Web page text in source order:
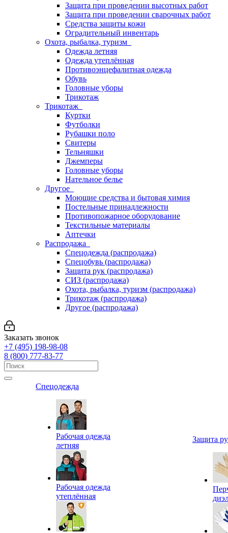
Защита при проведении высотных работ
Защита при проведении сварочных работ
Средства защиты кожи
Оградительный инвентарь
Охота, рыбалка, туризм
Одежда летняя
Одежда утеплённая
Противоэнцефалитная одежда
Обувь
Головные уборы
Трикотаж
Трикотаж
Куртки
Футболки
Рубашки поло
Свитеры
Тельняшки
Джемперы
Головные уборы
Нательное белье
Другое
Моющие средства и бытовая химия
Постельные принадлежности
Противопожарное оборудование
Текстильные материалы
Аптечки
Распродажа
Спецодежда (распродажа)
Спецобувь (распродажа)
Защита рук (распродажа)
СИЗ (распродажа)
Охота, рыбалка, туризм (распродажа)
Трикотаж (распродажа)
Другое (распродажа)
Заказать звонок
+7 (495) 198-98-08
8 (800) 777-83-77
Спецодежда
Рабочая одежда
летняя
Рабочая одежда
утеплённая
Защита